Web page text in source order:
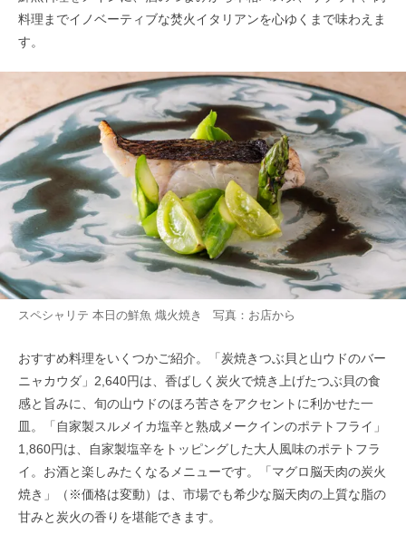
料理までイノベーティブな焚火イタリアンを心ゆくまで味わえま
す。
スペシャリテ 本日の鮮魚 熾火焼き 写真：お店から
おすすめ料理をいくつかご紹介。「炭焼きつぶ貝と山ウドのバー
ニャカウダ」2,640円は、香ばしく炭火で焼き上げたつぶ貝の食
感と旨みに、旬の山ウドのほろ苦さをアクセントに利かせた一
皿。「自家製スルメイカ塩辛と熟成メークインのポテトフライ」
1,860円は、自家製塩辛をトッピングした大人風味のポテトフラ
イ。お酒と楽しみたくなるメニューです。「マグロ脳天肉の炭火
焼き」（※価格は変動）は、市場でも希少な脳天肉の上質な脂の
甘みと炭火の香りを堪能できます。